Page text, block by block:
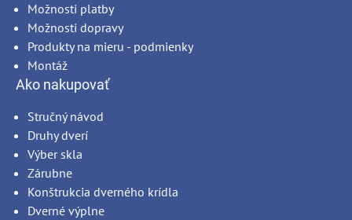
Možnosti platby
Možnosti dopravy
Produkty na mieru - podmienky
Montáž
Ako nakupovať
Stručný návod
Druhy dverí
Výber skla
Zárubne
Konštrukcia dverného krídla
Dverné výplne